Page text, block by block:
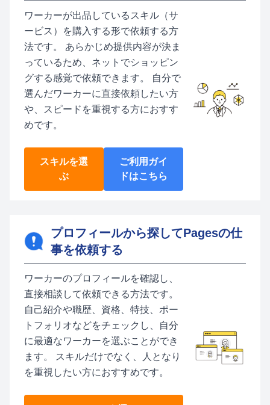
ワーカーが出品しているスキル（サ
ービス）を購入する形で依頼する方
法です。 あらかじめ提供内容が決ま
っているため、ネットでショッピン
グする感覚で依頼できます。 自分で
選んだワーカーに直接依頼したい方
や、スピードを重視する方におすす
めです。
スキルを選
ぶ
ご利用ガイ
ドはこちら
プロフィールから探してPagesの仕
事を依頼する
ワーカーのプロフィールを確認し、
直接相談して依頼できる方法です。
自己紹介や職歴、資格、特技、ポー
トフォリオなどをチェックし、自分
に最適なワーカーを選ぶことができ
ます。 スキルだけでなく、人となり
を重視したい方におすすめです。